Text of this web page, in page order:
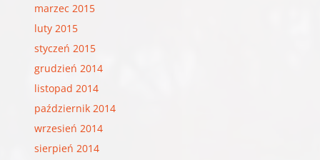
marzec 2015
luty 2015
styczeń 2015
grudzień 2014
listopad 2014
październik 2014
wrzesień 2014
sierpień 2014